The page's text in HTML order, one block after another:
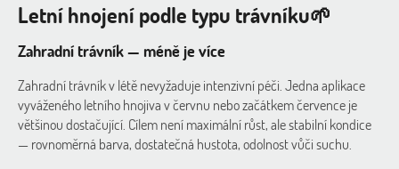
Letní hnojení podle typu trávníku🌱
Zahradní trávník — méně je více
Zahradní trávník v létě nevyžaduje intenzivní péči. Jedna aplikace
vyváženého letního hnojiva v červnu nebo začátkem července je
většinou dostačující. Cílem není maximální růst, ale stabilní kondice
— rovnoměrná barva, dostatečná hustota, odolnost vůči suchu.